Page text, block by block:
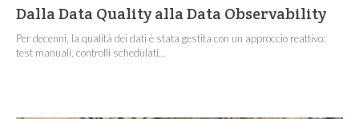
Dalla Data Quality alla Data Observability
Per decenni, la qualità dei dati è stata gestita con un approccio reattivo:
test manuali, controlli schedulati...